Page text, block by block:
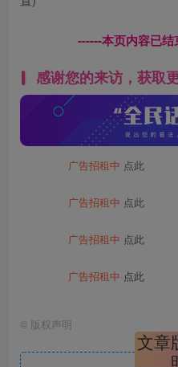
------本页内容已
感谢您的来访，获取
广告招租中 点此
广告招租中 点此
广告招租中 点此
广告招租中 点此
© 版权声明
文章